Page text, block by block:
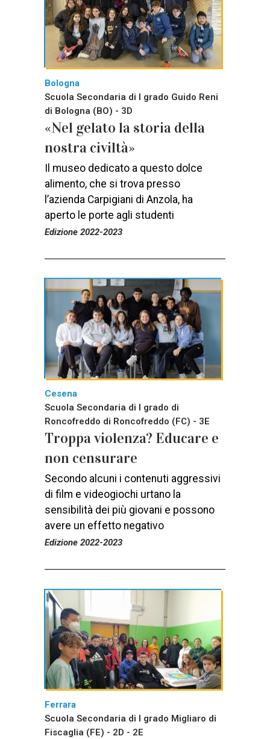
Bologna
Scuola Secondaria di I grado Guido Reni
di Bologna (BO) - 3D
«Nel gelato la storia della
nostra civiltà»
Il museo dedicato a questo dolce
alimento, che si trova presso
l’azienda Carpigiani di Anzola, ha
aperto le porte agli studenti
Edizione 2022-2023
Cesena
Scuola Secondaria di I grado di
Roncofreddo di Roncofreddo (FC) - 3E
Troppa violenza? Educare e
non censurare
Secondo alcuni i contenuti aggressivi
di film e videogiochi urtano la
sensibilità dei più giovani e possono
avere un effetto negativo
Edizione 2022-2023
Ferrara
Scuola Secondaria di I grado Migliaro di
Fiscaglia (FE) - 2D - 2E